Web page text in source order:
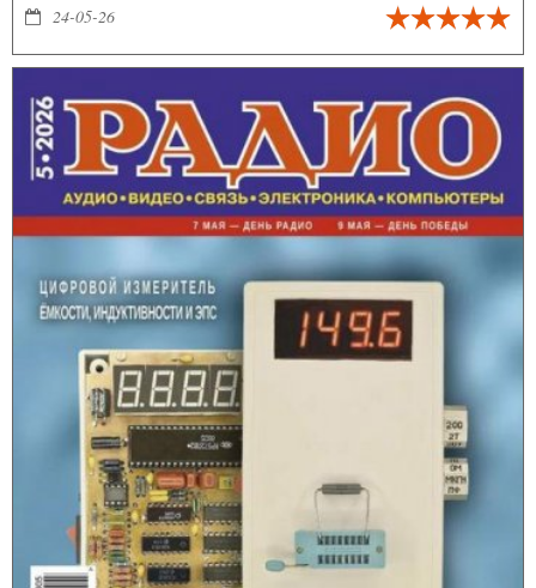
известная пуля не изменила историю России? Или, напротив,
24-05-26